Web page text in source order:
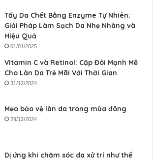
Tẩy Da Chết Bằng Enzyme Tự Nhiên:
Giải Pháp Làm Sạch Da Nhẹ Nhàng và
Hiệu Quả
01/01/2025
Vitamin C và Retinol: Cặp Đôi Mạnh Mẽ
Cho Làn Da Trẻ Mãi Với Thời Gian
31/12/2024
Mẹo bảo vệ làn da trong mùa đông
29/12/2024
Dị ứng khi chăm sóc da xử trí như thế